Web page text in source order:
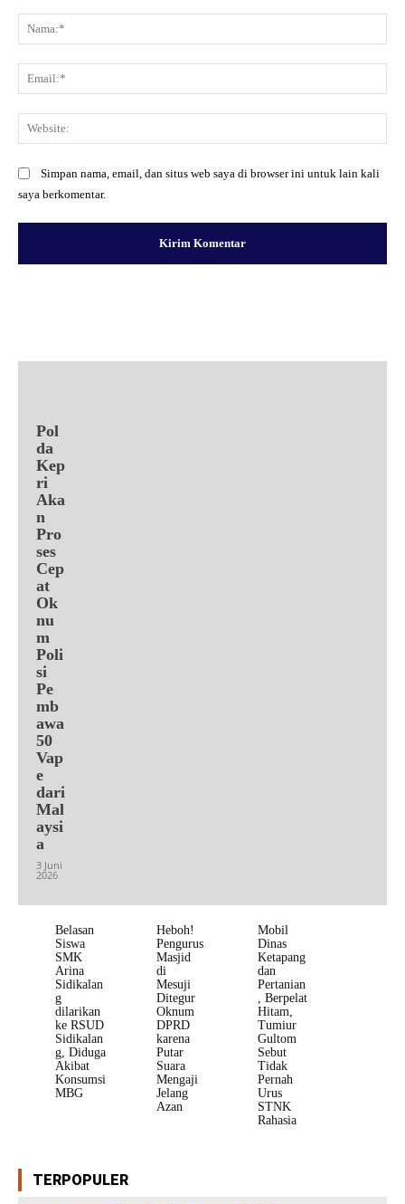
Simpan nama, email, dan situs web saya di browser ini untuk lain kali
saya berkomentar.
Pol
da
Kep
ri
Aka
n
Pro
ses
Cep
at
Ok
nu
m
Poli
si
Pe
mb
awa
50
Vap
e
dari
Mal
aysi
a
3 Juni
2026
Belasan
Siswa
SMK
Arina
Sidikalan
g
dilarikan
ke RSUD
Sidikalan
g, Diduga
Akibat
Konsumsi
MBG
Heboh!
Pengurus
Masjid
di
Mesuji
Ditegur
Oknum
DPRD
karena
Putar
Suara
Mengaji
Jelang
Azan
Mobil
Dinas
Ketapang
dan
Pertanian
, Berpelat
Hitam,
Tumiur
Gultom
Sebut
Tidak
Pernah
Urus
STNK
Rahasia
TERPOPULER